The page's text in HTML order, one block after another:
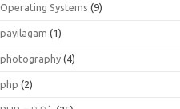
Operating Systems (9)
payilagam (1)
photography (4)
php (2)